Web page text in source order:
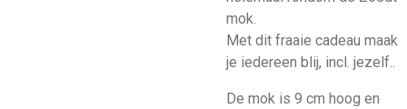
mok.
Met dit fraaie cadeau maak
je iedereen blij, incl. jezelf..
De mok is 9 cm hoog en